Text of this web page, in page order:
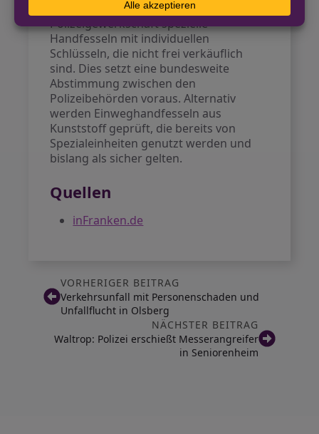
Langfristig fordert die
Polizeigewerkschaft spezielle
Handfesseln mit individuellen
Schlüsseln, die nicht frei verkäuflich
sind. Dies setzt eine bundesweite
Abstimmung zwischen den
Polizeibehörden voraus. Alternativ
werden Einweghandfesseln aus
Kunststoff geprüft, die bereits von
Spezialeinheiten genutzt werden und
bislang als sicher gelten.
Quellen
inFranken.de
VORHERIGER BEITRAG
Verkehrsunfall mit Personenschaden und
Unfallflucht in Olsberg
NÄCHSTER BEITRAG
Waltrop: Polizei erschießt Messerangreifer
in Seniorenheim